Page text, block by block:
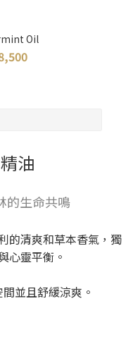
Oil
油
的生命共鳴
的清爽和草本香氣，獨
心靈平衡。
並且舒緩涼爽。